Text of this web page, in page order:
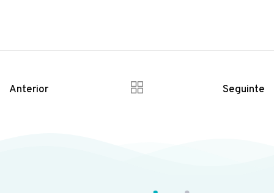
Anterior Seguinte